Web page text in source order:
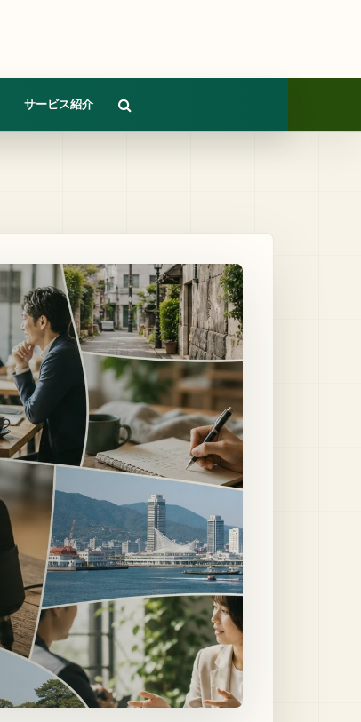
サービス紹介